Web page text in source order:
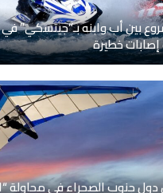
بين أب وابنه بـ”جيتسكي” في
خطيرة
جنوب الصحراء في محاولة